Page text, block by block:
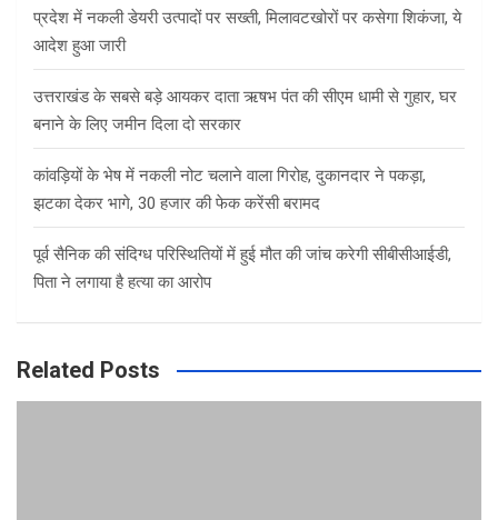
प्रदेश में नकली डेयरी उत्पादों पर सख्ती, मिलावटखोरों पर कसेगा शिकंजा, ये
आदेश हुआ जारी
उत्तराखंड के सबसे बड़े आयकर दाता ऋषभ पंत की सीएम धामी से गुहार, घर
बनाने के लिए जमीन दिला दो सरकार
कांवड़ियों के भेष में नकली नोट चलाने वाला गिरोह, दुकानदार ने पकड़ा,
झटका देकर भागे, 30 हजार की फेक करेंसी बरामद
पूर्व सैनिक की संदिग्ध परिस्थितियों में हुई मौत की जांच करेगी सीबीसीआईडी,
पिता ने लगाया है हत्या का आरोप
Related Posts